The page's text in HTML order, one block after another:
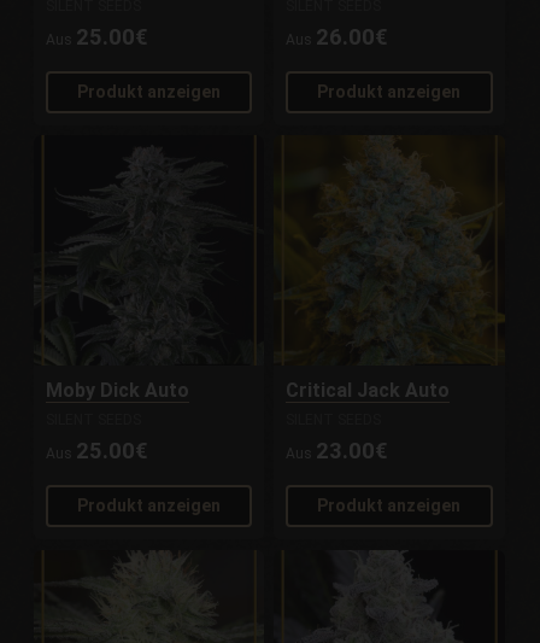
Aus 25.00€
Produkt anzeigen
Aus 26.00€
Produkt anzeigen
Moby Dick Auto
Aus 25.00€
Produkt anzeigen
Critical Jack Auto
Aus 23.00€
Produkt anzeigen